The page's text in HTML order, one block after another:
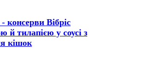
консерви Вібріс
й тилапією у соусі з
кішок